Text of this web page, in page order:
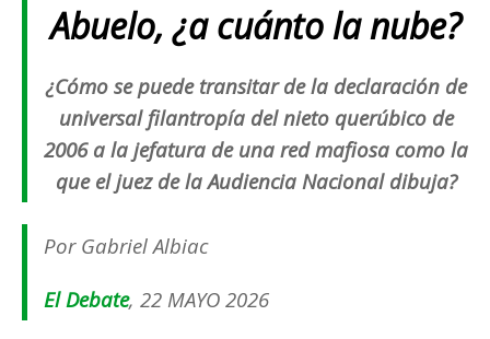
Abuelo, ¿a cuánto la nube?
¿Cómo se puede transitar de la declaración de
universal filantropía del nieto querúbico de
2006 a la jefatura de una red mafiosa como la
que el juez de la Audiencia Nacional dibuja?
Por Gabriel Albiac
El Debate, 22 MAYO 2026